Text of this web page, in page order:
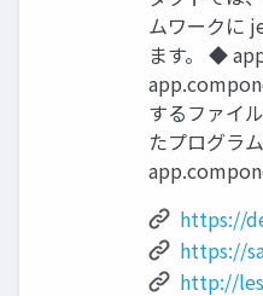
ムワークに
ます。 ◆
するファイ
たプログラ
https://
https://
http://